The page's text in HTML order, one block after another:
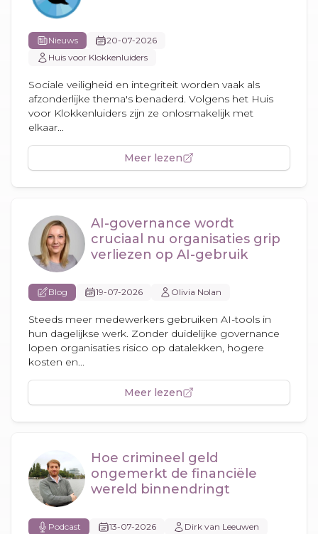
Nieuws
20-07-2026
Huis voor Klokkenluiders
Sociale veiligheid en integriteit worden vaak als
afzonderlijke thema's benaderd. Volgens het Huis
voor Klokkenluiders zijn ze onlosmakelijk met
elkaar...
Meer lezen
AI-governance wordt
cruciaal nu organisaties grip
verliezen op AI-gebruik
Blog 19-07-2026 Olivia Nolan
Steeds meer medewerkers gebruiken AI-tools in
hun dagelijkse werk. Zonder duidelijke governance
lopen organisaties risico op datalekken, hogere
kosten en...
Meer lezen
Hoe crimineel geld
ongemerkt de financiële
wereld binnendringt
Podcast 13-07-2026
Dirk van Leeuwen